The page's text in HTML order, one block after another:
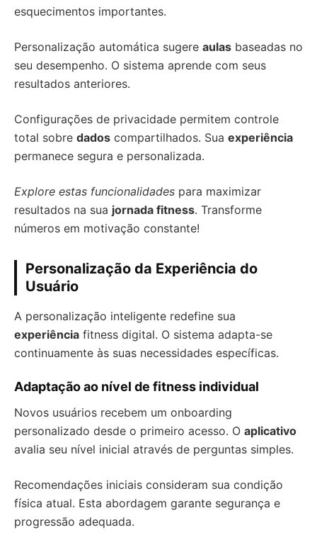
esquecimentos importantes.
Personalização automática sugere aulas baseadas no
seu desempenho. O sistema aprende com seus
resultados anteriores.
Configurações de privacidade permitem controle
total sobre dados compartilhados. Sua experiência
permanece segura e personalizada.
Explore estas funcionalidades para maximizar
resultados na sua jornada fitness. Transforme
números em motivação constante!
Personalização da Experiência do
Usuário
A personalização inteligente redefine sua
experiência fitness digital. O sistema adapta-se
continuamente às suas necessidades específicas.
Adaptação ao nível de fitness individual
Novos usuários recebem um onboarding
personalizado desde o primeiro acesso. O aplicativo
avalia seu nível inicial através de perguntas simples.
Recomendações iniciais consideram sua condição
física atual. Esta abordagem garante segurança e
progressão adequada.